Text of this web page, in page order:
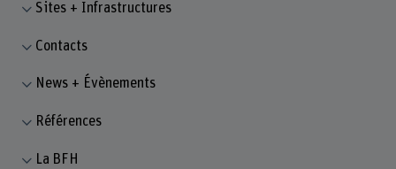
Sites + Infrastructures
Contacts
News + Évènements
Références
La BFH